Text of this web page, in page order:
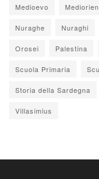
Medioevo
Nuraghe Nuraghi
Orosei Palestina
Scuola Primaria
Storia della Sardegna
Villasimius